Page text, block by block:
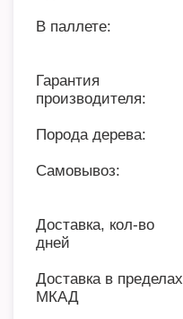
В паллете:
Гарантия
производителя:
Порода дерева:
Самовывоз:
Доставка, кол-во
дней
Доставка в пределах
МКАД